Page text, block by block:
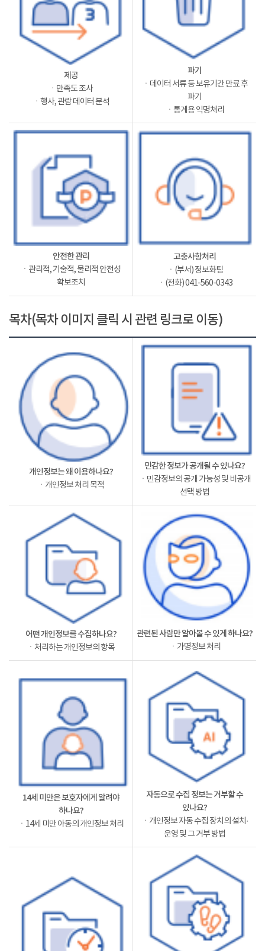
제공
ㆍ만족도 조사
ㆍ행사, 관람 데이터 분석
파기
ㆍ데이터 서류 등 보유기간 만료 후
파기
ㆍ통계용 익명처리
안전한 관리
ㆍ관리적, 기술적, 물리적 안전성
확보조치
고충사항처리
ㆍ(부서) 정보화팀
ㆍ(전화) 041-560-0343
목차(목차 이미지 클릭 시 관련 링크로 이동)
개인정보는 왜 이용하나요?
ㆍ개인정보 처리 목적
민감한 정보가 공개될 수 있나요?
ㆍ민감정보의 공개 가능성 및 비공개
선택 방법
어떤 개인정보를 수집하나요?
ㆍ처리하는 개인정보의 항목
관련된 사람만 알아볼 수 있게 하나요?
ㆍ가명정보 처리
14세 미만은 보호자에게 알려야
하나요?
ㆍ14세 미만 아동의 개인정보 처리
자동으로 수집 정보는 거부할 수
있나요?
ㆍ개인정보 자동 수집 장치의 설치·
운영 및 그 거부 방법